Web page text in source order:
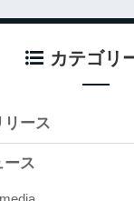
カテゴリ
リース
ース